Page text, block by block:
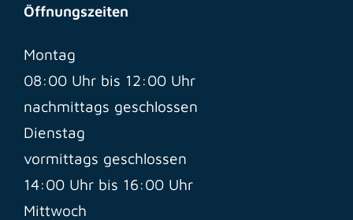
Öffnungszeiten
Montag
08:00 Uhr bis 12:00 Uhr
nachmittags geschlossen
Dienstag
vormittags geschlossen
14:00 Uhr bis 16:00 Uhr
Mittwoch